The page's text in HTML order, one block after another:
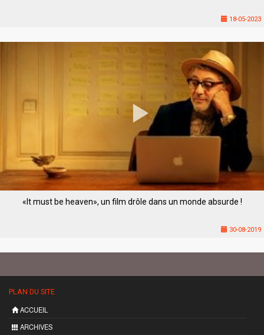
18-05-2023
«It must be heaven», un film drôle dans un monde absurde !
30-08-2019
PLAN DU SITE
ACCUEIL
ARCHIVES